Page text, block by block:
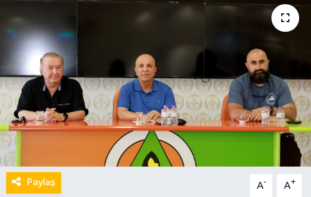
Paylaş A- A+